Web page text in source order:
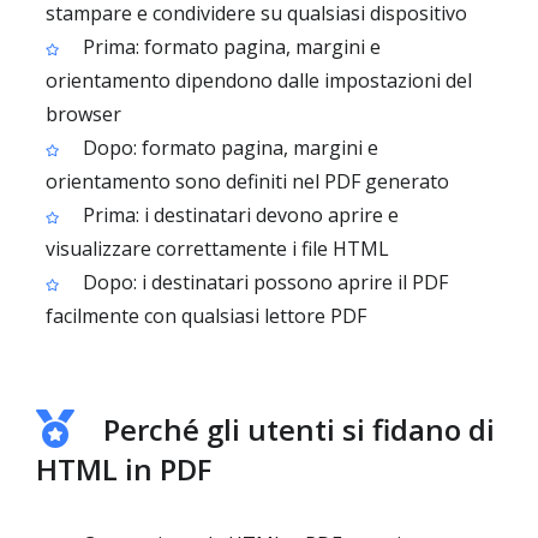
stampare e condividere su qualsiasi dispositivo
Prima: formato pagina, margini e
orientamento dipendono dalle impostazioni del
browser
Dopo: formato pagina, margini e
orientamento sono definiti nel PDF generato
Prima: i destinatari devono aprire e
visualizzare correttamente i file HTML
Dopo: i destinatari possono aprire il PDF
facilmente con qualsiasi lettore PDF
Perché gli utenti si fidano di
HTML in PDF